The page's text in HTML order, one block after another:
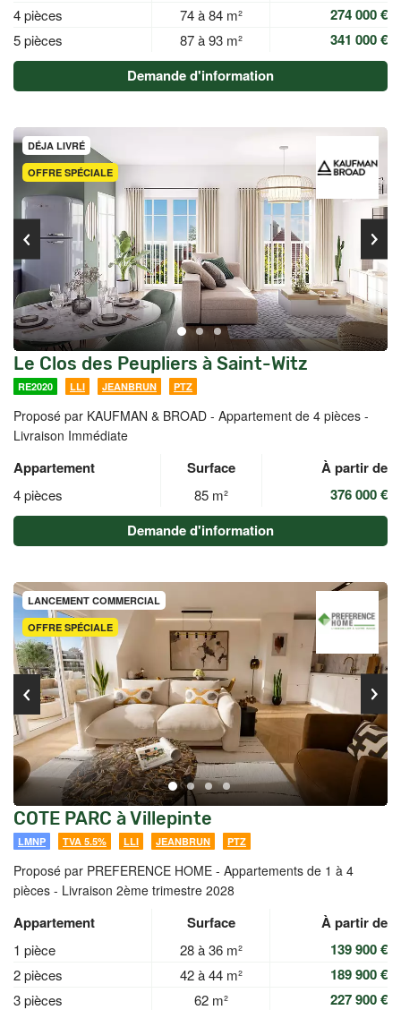
4 pièces 74 à 84 m² 274 000 €
5 pièces 87 à 93 m²
341 000 €
Demande d'information
OFFRE SPÉCIALE
DÉJA LIVRÉ
Le Clos des Peupliers à Saint-Witz
RE2020 LLI JEANBRUN PTZ
Proposé par KAUFMAN & BROAD - Appartement de 4 pièces -
Livraison Immédiate
Appartement Surface À partir de
4 pièces 85 m²
376 000 €
Demande d'information
OFFRE SPÉCIALE
LANCEMENT COMMERCIAL
COTE PARC à Villepinte
LMNP TVA 5.5% LLI JEANBRUN PTZ
Proposé par PREFERENCE HOME - Appartements de 1 à 4
pièces - Livraison 2ème trimestre 2028
Appartement Surface À partir de
1 pièce 28 à 36 m² 139 900 €
2 pièces 42 à 44 m² 189 900 €
3 pièces 62 m² 227 900 €